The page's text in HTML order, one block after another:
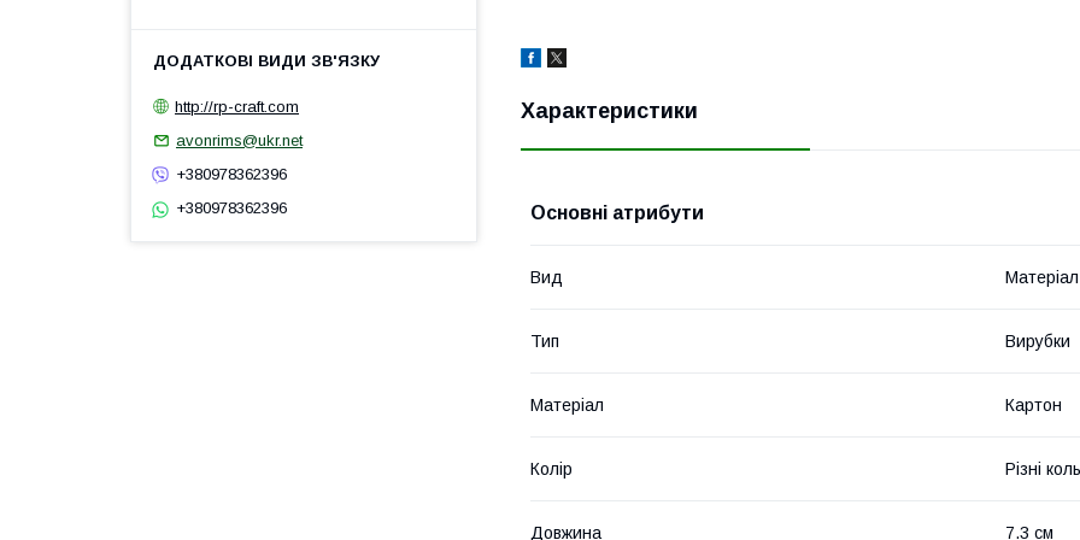
Характеристики
Основні атрибути
Вид Матеріал
Тип Вирубки
Матеріал Картон
Колір Різні
Довжина 7.3 см
http://rp-craft.com
avonrims@ukr.net
+380978362396
+380978362396